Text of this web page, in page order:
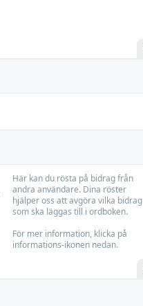
Här kan du rösta på bidrag från
andra användare. Dina röster
hjälper oss att avgöra vilka bidrag
som ska läggas till i ordboken.
För mer information, klicka på
informations-ikonen nedan.